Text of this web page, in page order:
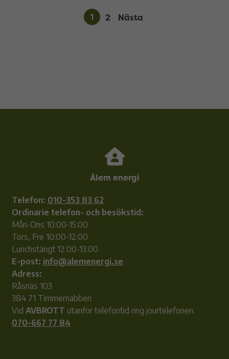
1 2 Nästa
Ålem energi
Telefon: 010-353 83 62
Ordinarie telefon- och besökstid:
Mån-Ons 10:00-15:00
Tors, Fre 10:00-12:00
Lunchstängt 12:00-13:00
E-post: info@alemenergi.se
Adress:
Råsnäs 103
384 71 Timmernabben
Vid AVBROTT utanför telefontid ring jourtelefonen:
070-667 77 84